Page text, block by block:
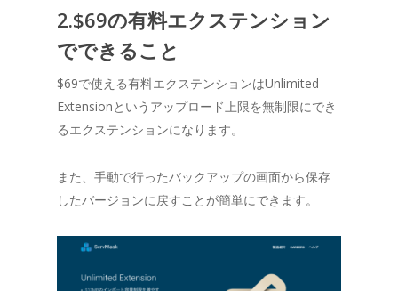
2.$69の有料エクステンション
でできること
$69で使える有料エクステンションはUnlimited
Extensionというアップロード上限を無制限にでき
るエクステンションになります。
また、手動で行ったバックアップの画面から保存
したバージョンに戻すことが簡単にできます。